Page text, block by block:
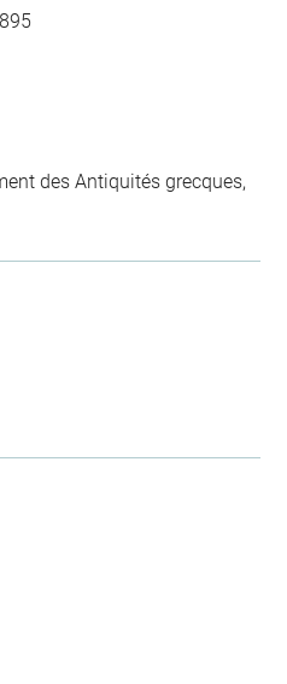
des Antiquités grecques,